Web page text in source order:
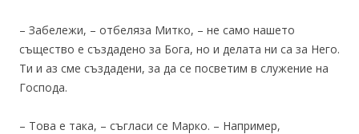
– Забележи, – отбеляза Митко, – не само нашето
същество е създадено за Бога, но и делата ни са за Него.
Ти и аз сме създадени, за да се посветим в служение на
Господа.
– Това е така, – съгласи се Марко. – Например,